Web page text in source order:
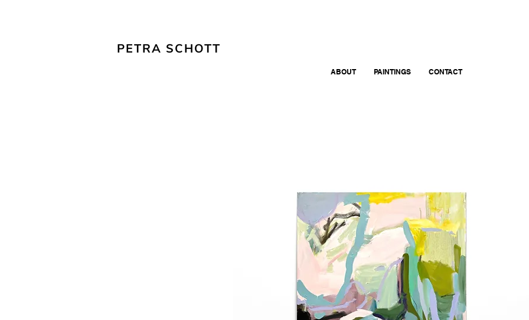
PETRA SCHOTT
ABOUT PAINTINGS CONTACT